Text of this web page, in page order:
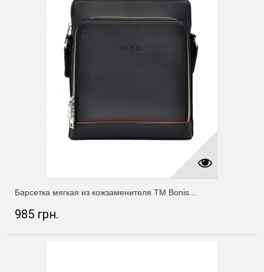
Барсетка мягкая из кожзаменителя ТМ Bonis...
985 грн.